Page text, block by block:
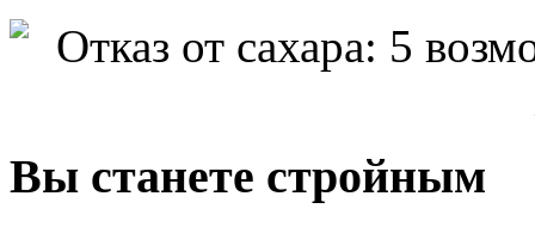
Вы станете стройным